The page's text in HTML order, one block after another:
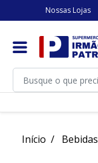
Nossas Lojas
Início Bebidas